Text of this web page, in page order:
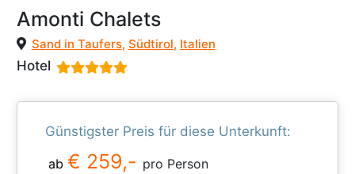
Amonti Chalets
Sand in Taufers, Südtirol, Italien
Hotel
Günstigster Preis für diese Unterkunft:
ab € 259,- pro Person